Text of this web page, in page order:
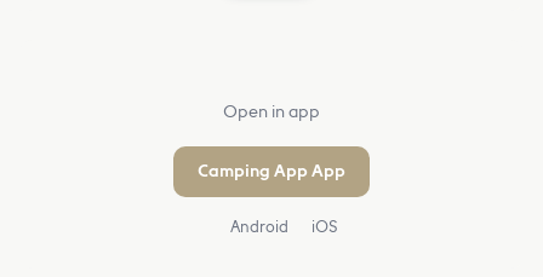
Open in app
Camping App App
Android iOS